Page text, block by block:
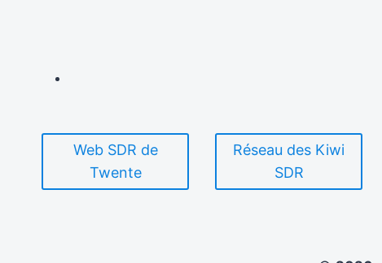
Web SDR de
Twente
Réseau des Kiwi
SDR